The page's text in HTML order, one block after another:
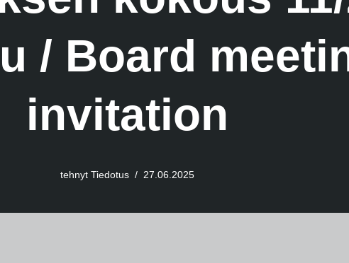
/ Board
invitation
tehnyt Tiedotus 27.06.2025